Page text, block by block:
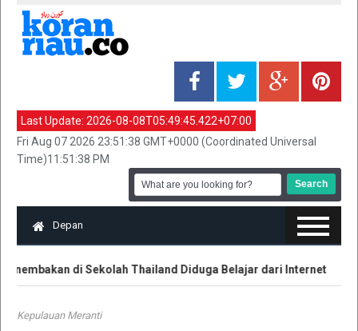
Last Update: 2026-08-08T05:49:45.422+07:00
Fri Aug 07 2026 23:51:38 GMT+0000 (Coordinated Universal
Time)11:51:38 PM
Depan
di Sekolah Thailand Diduga Belajar dari Internet
Kepulauan Meranti